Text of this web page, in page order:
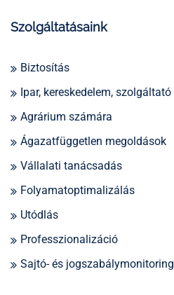
Szolgáltatásaink
Biztosítás
Ipar, kereskedelem, szolgáltató
Agrárium számára
Ágazatfüggetlen megoldások
Vállalati tanácsadás
Folyamatoptimalizálás
Utódlás
Professzionalizáció
Sajtó- és jogszabálymonitoring